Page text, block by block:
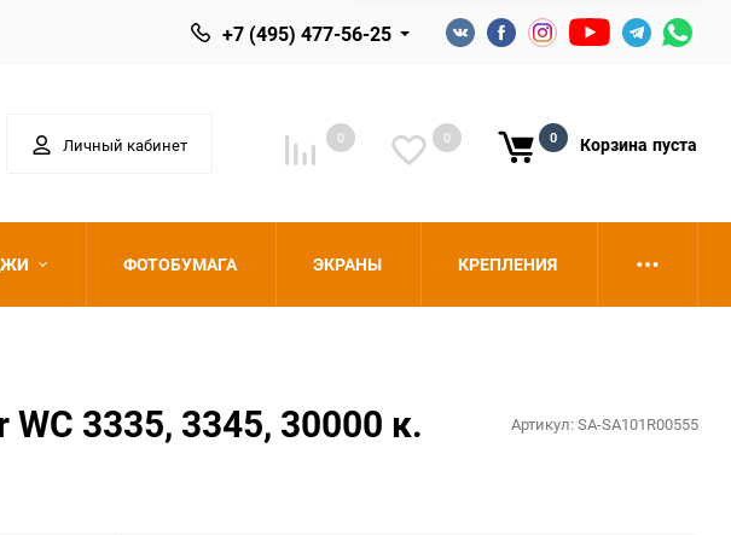
+7 (495) 477-56-25
Личный кабинет 0 0 0 Корзина пуста
ФОТОБУМАГА ЭКРАНЫ КРЕПЛЕНИЯ
3335, 3345, 30000 к. Артикул:SA-SA101R00555